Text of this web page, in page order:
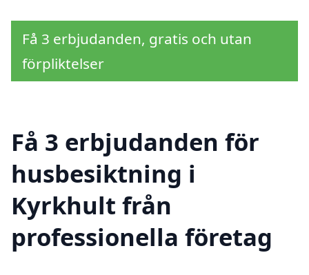
Få 3 erbjudanden, gratis och utan
förpliktelser
Få 3 erbjudanden för
husbesiktning i
Kyrkhult från
professionella företag